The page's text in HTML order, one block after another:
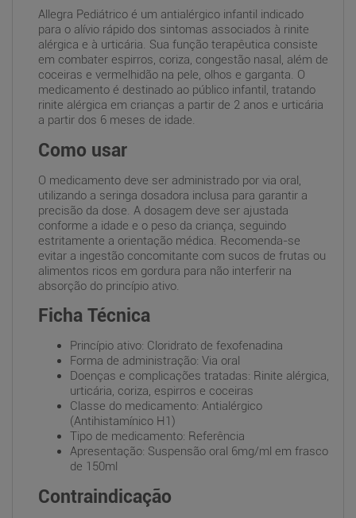
Allegra Pediátrico é um antialérgico infantil indicado
para o alívio rápido dos sintomas associados à rinite
alérgica e à urticária. Sua função terapêutica consiste
em combater espirros, coriza, congestão nasal, além de
coceiras e vermelhidão na pele, olhos e garganta. O
medicamento é destinado ao público infantil, tratando
rinite alérgica em crianças a partir de 2 anos e urticária
a partir dos 6 meses de idade.
Como usar
O medicamento deve ser administrado por via oral,
utilizando a seringa dosadora inclusa para garantir a
precisão da dose. A dosagem deve ser ajustada
conforme a idade e o peso da criança, seguindo
estritamente a orientação médica. Recomenda-se
evitar a ingestão concomitante com sucos de frutas ou
alimentos ricos em gordura para não interferir na
absorção do princípio ativo.
Ficha Técnica
Princípio ativo: Cloridrato de fexofenadina
Forma de administração: Via oral
Doenças e complicações tratadas: Rinite alérgica,
urticária, coriza, espirros e coceiras
Classe do medicamento: Antialérgico
(Antihistamínico H1)
Tipo de medicamento: Referência
Apresentação: Suspensão oral 6mg/ml em frasco
de 150ml
Contraindicação